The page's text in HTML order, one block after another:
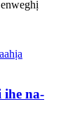
na-